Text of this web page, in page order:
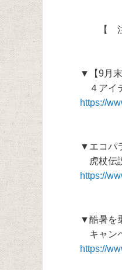
【 注
▼【9月
４アイ
https://
▼エコパ
虎杖伝
https://
▼酷暑を
キャン
https://